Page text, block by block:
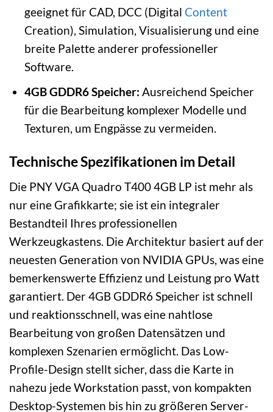
geeignet für CAD, DCC (Digital Content
Creation), Simulation, Visualisierung und eine
breite Palette anderer professioneller
Software.
4GB GDDR6 Speicher: Ausreichend Speicher
für die Bearbeitung komplexer Modelle und
Texturen, um Engpässe zu vermeiden.
Technische Spezifikationen im Detail
Die PNY VGA Quadro T400 4GB LP ist mehr als
nur eine Grafikkarte; sie ist ein integraler
Bestandteil Ihres professionellen
Werkzeugkastens. Die Architektur basiert auf der
neuesten Generation von NVIDIA GPUs, was eine
bemerkenswerte Effizienz und Leistung pro Watt
garantiert. Der 4GB GDDR6 Speicher ist schnell
und reaktionsschnell, was eine nahtlose
Bearbeitung von großen Datensätzen und
komplexen Szenarien ermöglicht. Das Low-
Profile-Design stellt sicher, dass die Karte in
nahezu jede Workstation passt, von kompakten
Desktop-Systemen bis hin zu größeren Server-